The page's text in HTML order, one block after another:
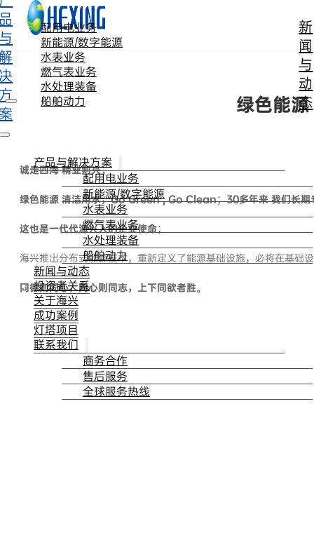
跳转到主要内容 跳转到页脚
配用电业务
新能源/数字能源
水表业务
燃气表业务
水处理装备
船舶动力
新
闻
与
动
态
产品与解决方案
配用电业务
新能源/数字能源
水表业务
燃气表业务
水处理装备
船舶动力
新闻与动态
投资者关系
关于海兴
成功案例
灯塔项目
联系我们
商务合作
售后服务
全球服务热线
绿色能
诚走四海 精业则兴；
绿色能源 清洁用水，Go Green , Go Clean；30多年来 我们长期
这也是一代代海兴人的企业使命；
海兴推出分布式能源技术，重新定义了能源基础设施，必将在基础
同德则同心，同心则同志，上下同欲者胜。